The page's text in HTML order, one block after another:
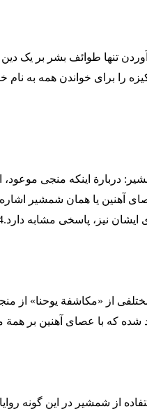
تنها طوائف بشر بر یک
را برای خواندن همه به
دربارة اینکه منجی
آهنین یا همان شمشیر
ایشان نیز، پاسخی مشابه دارد.4
از «مکاشفة یوحنا» از
شده که با عصای آهنین بر همة
از شمشیر در این گونه